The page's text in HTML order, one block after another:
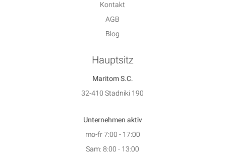
Kontakt
AGB
Blog
Hauptsitz
Maritom S.C.
32-410 Stadniki 190
Unternehmen aktiv
mo-fr 7:00 - 17:00
Sam: 8:00 - 13:00